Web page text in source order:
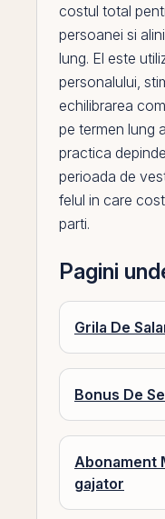
costul total
persoanei si
lung. El este
personalului,
echilibrarea
pe termen lung
practica
perioada de
felul in care
parti.
Pagini
Grila De
Bonus De
Abonament
gajator